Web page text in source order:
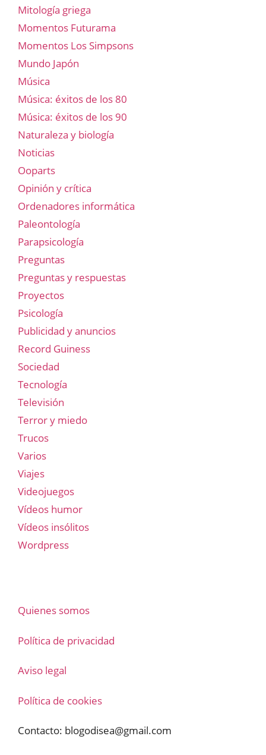
Mitología griega
Momentos Futurama
Momentos Los Simpsons
Mundo Japón
Música
Música: éxitos de los 80
Música: éxitos de los 90
Naturaleza y biología
Noticias
Ooparts
Opinión y crítica
Ordenadores informática
Paleontología
Parapsicología
Preguntas
Preguntas y respuestas
Proyectos
Psicología
Publicidad y anuncios
Record Guiness
Sociedad
Tecnología
Televisión
Terror y miedo
Trucos
Varios
Viajes
Videojuegos
Vídeos humor
Vídeos insólitos
Wordpress
Quienes somos
Política de privacidad
Aviso legal
Política de cookies
Contacto: blogodisea@gmail.com